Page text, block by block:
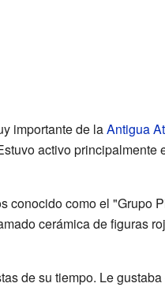
importante de laAntigua
activo principalmente
conocido como el "Grupo
cerámica de figuras
de su tiempo. Le